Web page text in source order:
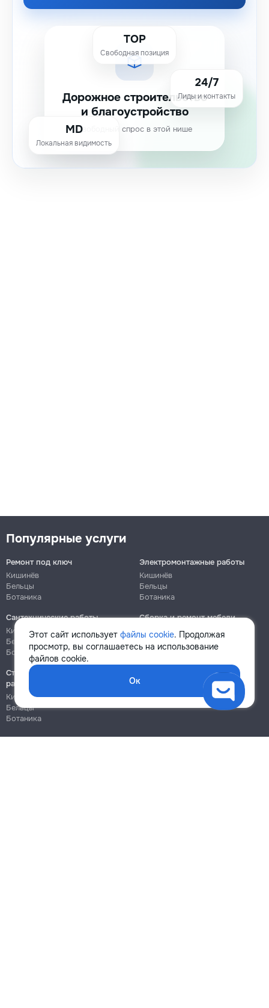
Дорожное строительство
и благоустройство
Свободный спрос в этой нише
TOP
Свободная позиция
24/7
Лиды и контакты
MD
Локальная видимость
Этот сайт использует файлы cookie. Продолжая
просмотр, вы соглашаетесь на использование
файлов cookie.
Ок
Популярные услуги
Ремонт под ключ
Кишинёв
Бельцы
Ботаника
Электромонтажные работы
Кишинёв
Бельцы
Ботаника
Сантехнические работы
Кишинёв
Бельцы
Ботаника
Сборка и ремонт мебели
Кишинёв
Ботаника
Строительно-монтажные
работы
Кишинёв
Бельцы
Ботаника